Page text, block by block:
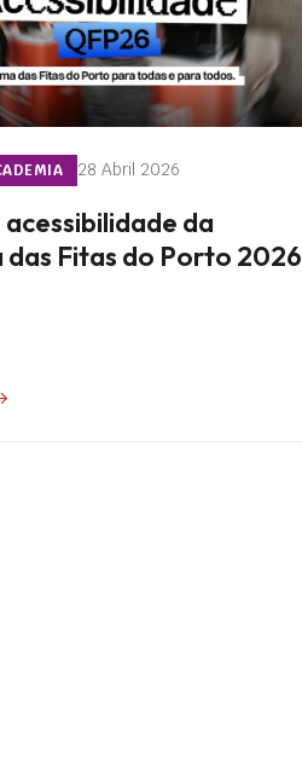
28 Abril 2026
acessibilidade da
das Fitas do Porto 2026